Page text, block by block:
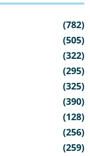
(782)
(505)
(322)
(295)
(325)
(390)
(128)
(256)
(259)